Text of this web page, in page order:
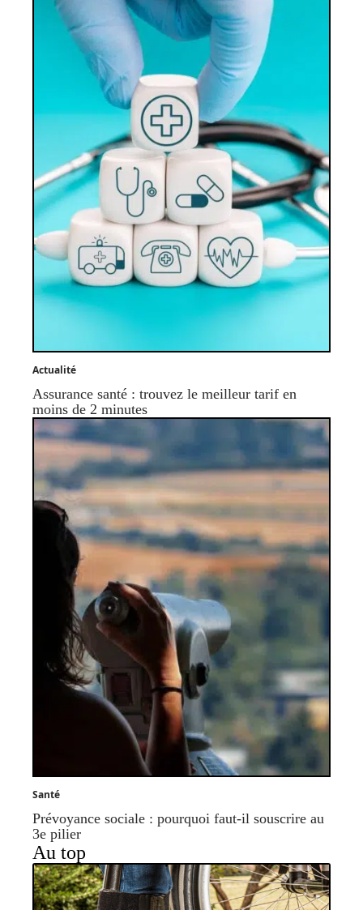
Actualité
Assurance santé : trouvez le meilleur tarif en
moins de 2 minutes
Santé
Prévoyance sociale : pourquoi faut-il souscrire au
3e pilier
Au top